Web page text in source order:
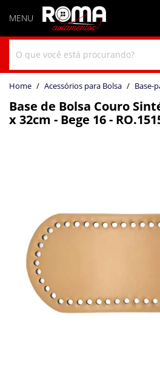
home Acessórios para Bolsa base-
Base de Bolsa Couro
x 32cm - Bege 16 -